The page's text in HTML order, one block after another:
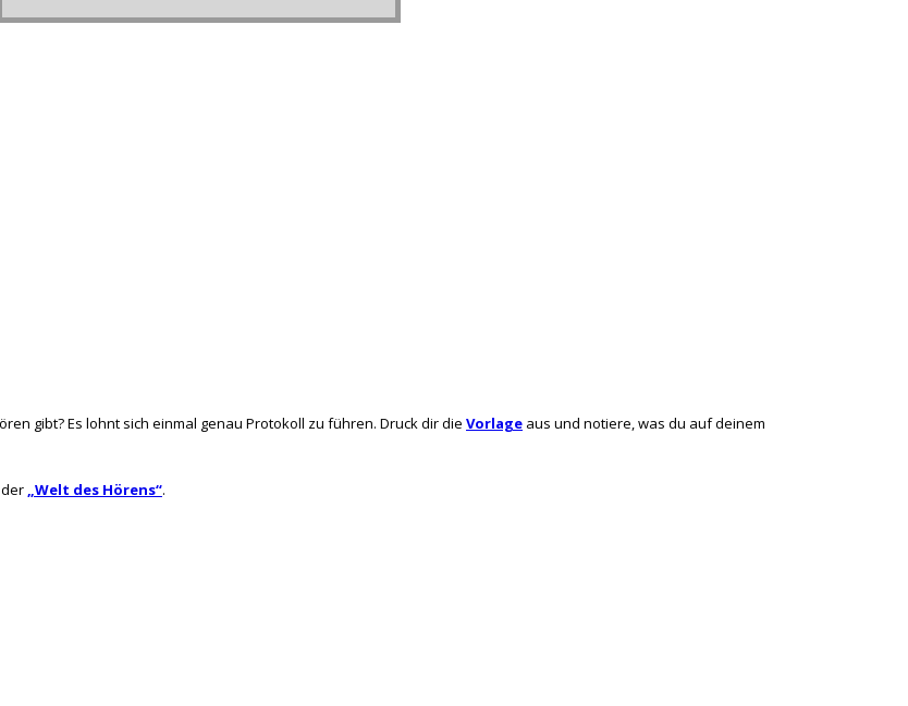
gibt? Es lohnt sich einmal genau Protokoll zu führen. Druck dir die Vorlage aus und notiere, was du auf deinem
„Welt des Hörens“.